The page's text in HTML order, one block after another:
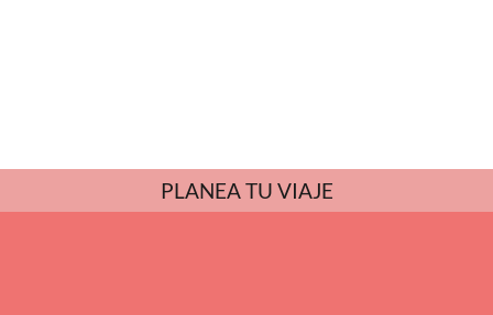
PLANEA TU VIAJE